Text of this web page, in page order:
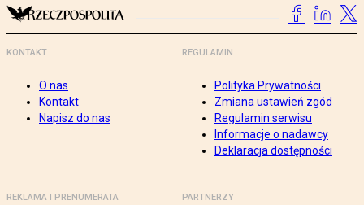
KONTAKT
O nas
Kontakt
Napisz do nas
REGULAMIN
Polityka Prywatności
Zmiana ustawień zgód
Regulamin serwisu
Informacje o nadawcy
Deklaracja dostępności
REKLAMA I PRENUMERATA PARTNERZY